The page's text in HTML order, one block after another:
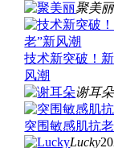
聚美丽
技术新突破！
风潮
谢耳朵
突围敏感肌抗
Lucky